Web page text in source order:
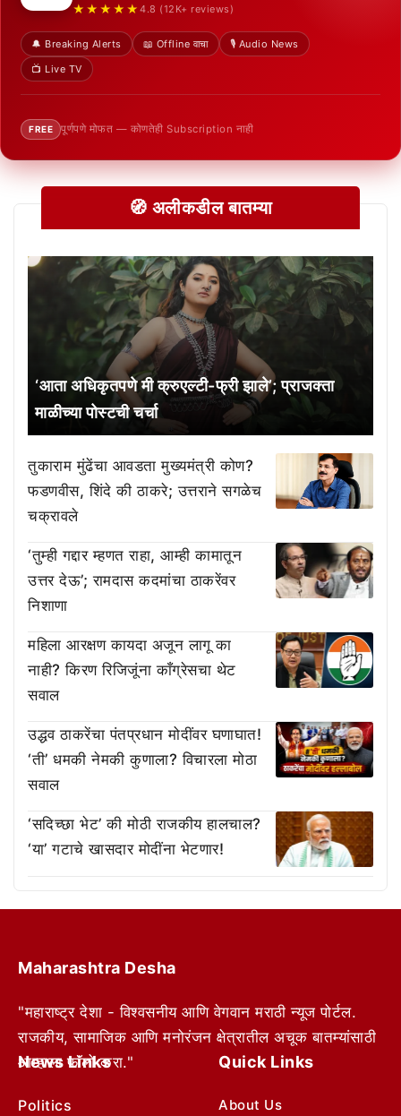
★★★★★ 4.8 (12K+ reviews)
🔔 Breaking Alerts 📖 Offline वाचा
🎙️ Audio News
📺 Live TV
FREE पूर्णपणे मोफत — कोणतेही Subscription नाही
🧭 अलीकडील बातम्या
‘आता अधिकृतपणे मी क्रुएल्टी-फ्री झाले’; प्राजक्ता
माळीच्या पोस्टची चर्चा
तुकाराम मुंढेंचा आवडता मुख्यमंत्री कोण?
फडणवीस, शिंदे की ठाकरे; उत्तराने सगळेच
चक्रावले
‘तुम्ही गद्दार म्हणत राहा, आम्ही कामातून
उत्तर देऊ’; रामदास कदमांचा ठाकरेंवर
निशाणा
महिला आरक्षण कायदा अजून लागू का
नाही? किरण रिजिजूंना काँग्रेसचा थेट
सवाल
उद्धव ठाकरेंचा पंतप्रधान मोदींवर घणाघात!
‘ती’ धमकी नेमकी कुणाला? विचारला मोठा
सवाल
‘सदिच्छा भेट’ की मोठी राजकीय हालचाल?
‘या’ गटाचे खासदार मोदींना भेटणार!
Maharashtra Desha
"महाराष्ट्र देशा - विश्वसनीय आणि वेगवान मराठी न्यूज पोर्टल.
राजकीय, सामाजिक आणि मनोरंजन क्षेत्रातील अचूक बातम्यांसाठी
आम्हाला फॉलो करा."
News Links
Politics
Quick Links
About Us